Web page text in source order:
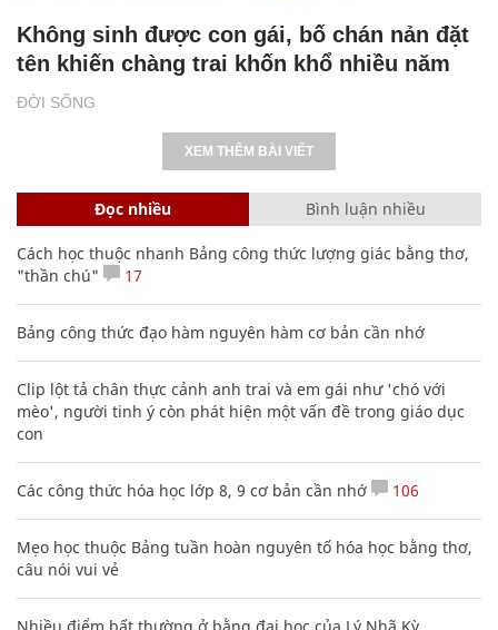
ĐỜI SỐNG
Không sinh được con gái, bố chán nản đặt
tên khiến chàng trai khốn khổ nhiều năm
XEM THÊM BÀI VIẾT
Đọc nhiều Bình luận nhiều
Cách học thuộc nhanh Bảng công thức lượng giác bằng thơ,
"thần chú"
17
Bảng công thức đạo hàm nguyên hàm cơ bản cần nhớ
Clip lột tả chân thực cảnh anh trai và em gái như 'chó với
mèo', người tinh ý còn phát hiện một vấn đề trong giáo dục
con
Các công thức hóa học lớp 8, 9 cơ bản cần nhớ 106
Mẹo học thuộc Bảng tuần hoàn nguyên tố hóa học bằng thơ,
câu nói vui vẻ
Nhiều điểm bất thường ở bằng đại học của Lý Nhã Kỳ